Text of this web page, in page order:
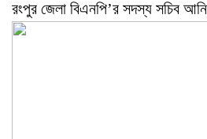
রংপুর জেলা বিএনপি’র সদস্য সচিব